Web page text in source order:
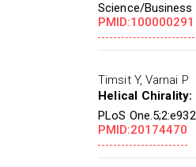
Science/Business
PMID:100000291
Timsit Y, Varnai P
Helical Chirality:
PLoS
PMID:20174470